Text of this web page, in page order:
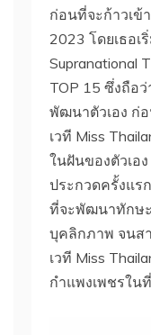
ก่อนที่จะก้าวเข้
2023 โดยเธอเ
Supranational
TOP 15 ซึ่งถือ
พัฒนาตัวเอง ก่
เวที Miss
ในฝันของตัวเอ
ประกวดครั้งแร
ที่จะพัฒนาทักษะ
บุคลิกภาพ จนส
เวที Miss
กำแพงเพชรใน